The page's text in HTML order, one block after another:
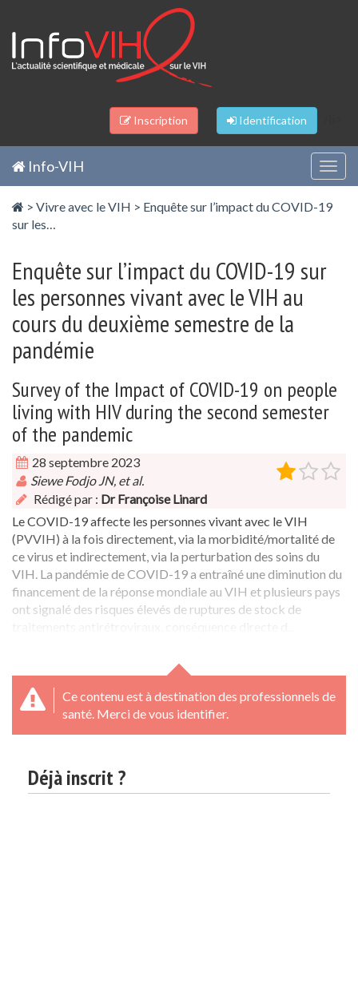
Inscription Identification
Info-VIH
> Vivre avec le VIH > Enquête sur l’impact du COVID-19
sur les…
Enquête sur l’impact du COVID-19 sur
les personnes vivant avec le VIH au
cours du deuxième semestre de la
pandémie
Survey of the Impact of COVID-19 on people
living with HIV during the second semester
of the pandemic
28 septembre 2023
Siewe Fodjo JN, et al.
Rédigé par : Dr Françoise Linard
Le COVID-19 affecte les personnes vivant avec le VIH
(PVVIH) à la fois directement, via la morbidité/mortalité de
ce virus et indirectement, via la perturbation des soins du
VIH. La pandémie de COVID-19 a entraîné une diminution du
financement de la réponse mondiale au VIH et plusieurs pays
ont signalé des risques élevés de ruptures de stock de
Ce contenu est à destination des professionnels de
santé. Merci de vous identifier.
Déjà inscrit ?
Panneau de gestion des cookies